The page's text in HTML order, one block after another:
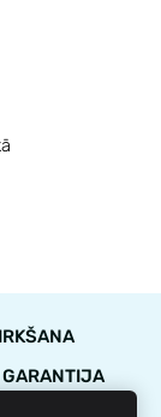
GARANTIJA